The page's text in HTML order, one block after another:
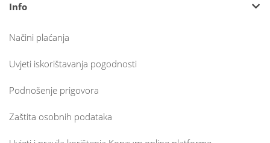
Info
Načini plaćanja
Uvjeti iskorištavanja pogodnosti
Podnošenje prigovora
Zaštita osobnih podataka